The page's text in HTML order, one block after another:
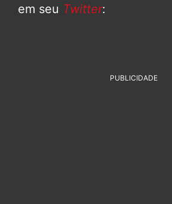
em seu Twitter:
PUBLICIDADE